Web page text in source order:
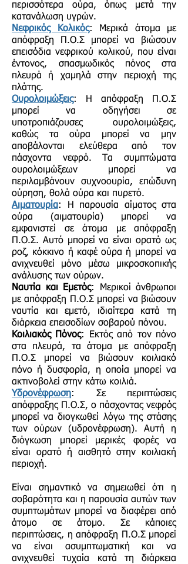
περισσότερα ούρα, όπως μετά την
κατανάλωση υγρών.
Νεφρικός Κολικός: Μερικά άτομα με
απόφραξη Π.Ο.Σ μπορεί να βιώσουν
επεισόδια νεφρικού κολικού, που είναι
έντονος, σπασμωδικός πόνος στα
πλευρά ή χαμηλά στην περιοχή της
πλάτης.
Ουρολοιμώξεις: Η απόφραξη Π.Ο.Σ
μπορεί να οδηγήσει σε
υποτροπιάζουσες ουρολοιμώξεις,
καθώς τα ούρα μπορεί να μην
αποβάλονται ελεύθερα από τον
πάσχοντα νεφρό. Τα συμπτώματα
ουρολοιμώξεων μπορεί να
περιλαμβάνουν συχνοουρία, επώδυνη
ούρηση, θολά ούρα και πυρετό.
Αιματουρία: Η παρουσία αίματος στα
ούρα (αιματουρία) μπορεί να
εμφανιστεί σε άτομα με απόφραξη
Π.Ο.Σ. Αυτό μπορεί να είναι ορατό ως
ροζ, κόκκινο ή καφέ ούρα ή μπορεί να
ανιχνευθεί μόνο μέσω μικροσκοπικής
ανάλυσης των ούρων.
Ναυτία και Εμετός: Μερικοί άνθρωποι
με απόφραξη Π.Ο.Σ μπορεί να βιώσουν
ναυτία και εμετό, ιδιαίτερα κατά τη
διάρκεια επεισοδίων σοβαρού πόνου.
Κοιλιακός Πόνος: Εκτός από τον πόνο
στα πλευρά, τα άτομα με απόφραξη
Π.Ο.Σ μπορεί να βιώσουν κοιλιακό
πόνο ή δυσφορία, η οποία μπορεί να
ακτινοβολεί στην κάτω κοιλιά.
Υδρονέφρωση: Σε περιπτώσεις
απόφραξης Π.Ο.Σ, ο πάσχοντας νεφρός
μπορεί να διογκωθεί λόγω της στάσης
των ούρων (υδρονέφρωση). Αυτή η
διόγκωση μπορεί μερικές φορές να
είναι ορατό ή αισθητό στην κοιλιακή
περιοχή.
Είναι σημαντικό να σημειωθεί ότι η
σοβαρότητα και η παρουσία αυτών των
συμπτωμάτων μπορεί να διαφέρει από
άτομο σε άτομο. Σε κάποιες
περιπτώσεις, η απόφραξη Π.Ο.Σ μπορεί
να είναι ασυμπτωματική και να
ανιχνευθεί τυχαία κατά τη διάρκεια